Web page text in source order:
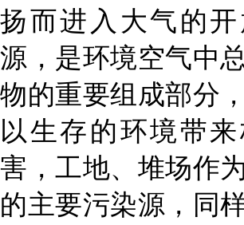
扬而进入大气的
源，是环境空气中
物的重要组成部分
以生存的环境带
害，工地、堆场作
的主要污染源，同